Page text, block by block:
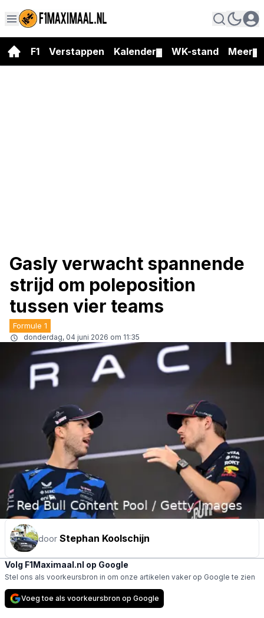
F1 Verstappen Kalender WK-stand Meer
Gasly verwacht spannende
strijd om poleposition
tussen vier teams
Formule 1
donderdag, 04 juni 2026 om 11:35
door Stephan Koolschijn
Volg F1Maximaal.nl op Google
Stel ons als voorkeursbron in om onze artikelen vaker op Google te zien
Voeg toe als voorkeursbron op Google